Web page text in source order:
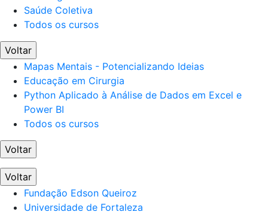
Saúde Coletiva
Todos os cursos
Voltar
Mapas Mentais - Potencializando Ideias
Educação em Cirurgia
Python Aplicado à Análise de Dados em Excel e
Power BI
Todos os cursos
Voltar
Voltar
Fundação Edson Queiroz
Universidade de Fortaleza